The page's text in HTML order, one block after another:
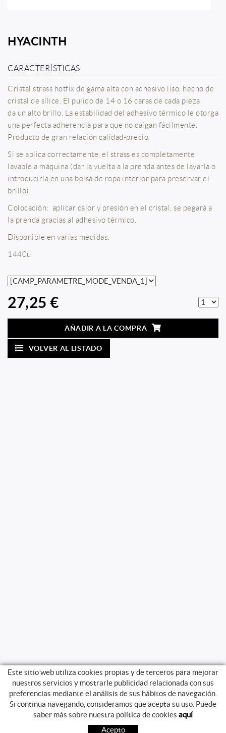
HYACINTH
CARACTERÍSTICAS
Cristal strass hotfix de gama alta con adhesivo liso, hecho de
cristal de sílice. El pulido de 14 o 16 caras de cada pieza
da un alto brillo. La estabilidad del adhesivo térmico le otorga
una perfecta adherencia para que no caigan fácilmente.
Producto de gran relación calidad-precio.
Si se aplica correctamente, el strass es completamente
lavable a máquina (dar la vuelta a la prenda antes de lavarla o
introducirla en una bolsa de ropa interior para preservar el
brillo).
Colocación: aplicar calor y presión en el cristal, se pegará a
la prenda gracias al adhesivo térmico.
Disponible en varias medidas.
1440u.
27,25 €
AÑADIR A LA COMPRA
VOLVER AL LISTADO
GUIA DE COMPRA
COMO COMPRAR
Este sitio web utiliza cookies propias y de terceros para mejorar
nuestros servicios y mostrarle publicidad relacionada con sus
preferencias mediante el análisis de sus hábitos de navegación.
Si continua navegando, consideramos que acepta su uso. Puede
saber más sobre nuestra política de cookies aquí
Acepto